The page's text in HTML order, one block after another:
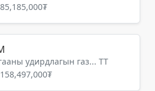
85,185,000₮
удирдлагын газ... ТТ
158,497,000₮